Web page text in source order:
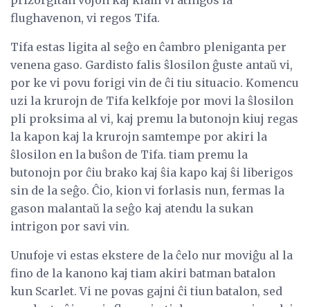
flughavenon, vi regos Tifa.
Tifa estas ligita al seĝo en ĉambro pleniganta per
venena gaso. Gardisto falis ŝlosilon ĝuste antaŭ vi,
por ke vi povu forigi vin de ĉi tiu situacio. Komencu
uzi la krurojn de Tifa kelkfoje por movi la ŝlosilon
pli proksima al vi, kaj premu la butonojn kiuj regas
la kapon kaj la krurojn samtempe por akiri la
ŝlosilon en la buŝon de Tifa. tiam premu la
butonojn por ĉiu brako kaj ŝia kapo kaj ŝi liberigos
sin de la seĝo. Ĉio, kion vi forlasis nun, fermas la
gason malantaŭ la seĝo kaj atendu la sukan
intrigon por savi vin.
Unufoje vi estas ekstere de la ĉelo nur moviĝu al la
fino de la kanono kaj tiam akiri batman batalon
kun Scarlet. Vi ne povas gajni ĉi tiun batalon, sed